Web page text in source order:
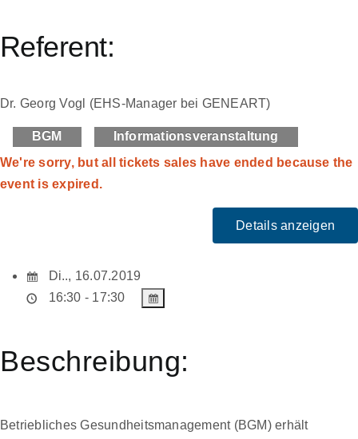
Referent:
Dr. Georg Vogl (EHS-Manager bei GENEART)
BGM
Informationsveranstaltung
We're sorry, but all tickets sales have ended because the
event is expired.
Di.., 16.07.2019
16:30 - 17:30
Beschreibung:
Betriebliches Gesundheitsmanagement (BGM) erhält